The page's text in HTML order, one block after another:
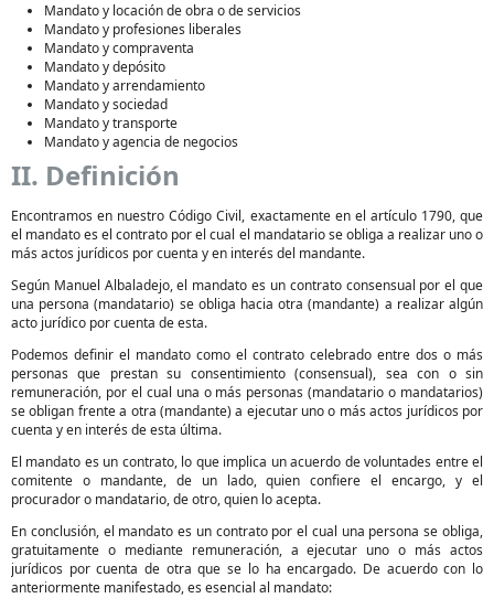
Mandato y locación de obra o de servicios
Mandato y profesiones liberales
Mandato y compraventa
Mandato y depósito
Mandato y arrendamiento
Mandato y sociedad
Mandato y transporte
Mandato y agencia de negocios
II. Definición
Encontramos en nuestro Código Civil, exactamente en el artículo 1790, que
el mandato es el contrato por el cual el mandatario se obliga a realizar uno o
más actos jurídicos por cuenta y en interés del mandante.
Según Manuel Albaladejo, el mandato es un contrato consensual por el que
una persona (mandatario) se obliga hacia otra (mandante) a realizar algún
acto jurídico por cuenta de esta.
Podemos definir el mandato como el contrato celebrado entre dos o más
personas que prestan su consentimiento (consensual), sea con o sin
remuneración, por el cual una o más personas (mandatario o mandatarios)
se obligan frente a otra (mandante) a ejecutar uno o más actos jurídicos por
cuenta y en interés de esta última.
El mandato es un contrato, lo que implica un acuerdo de voluntades entre el
comitente o mandante, de un lado, quien confiere el encargo, y el
procurador o mandatario, de otro, quien lo acepta.
En conclusión, el mandato es un contrato por el cual una persona se obliga,
gratuitamente o mediante remuneración, a ejecutar uno o más actos
jurídicos por cuenta de otra que se lo ha encargado. De acuerdo con lo
anteriormente manifestado, es esencial al mandato: